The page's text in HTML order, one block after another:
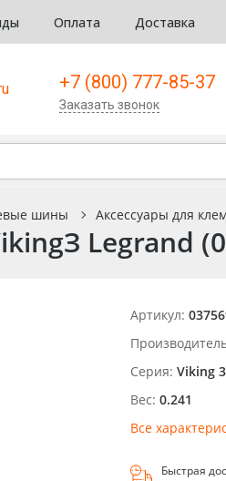
Оплата Доставка
+7 (800) 777-85-37
Заказать звонок
шины Аксессуары для
Legrand
Артикул:
Серия: Viking 3
Вес: 0.241
Все
Быстрая